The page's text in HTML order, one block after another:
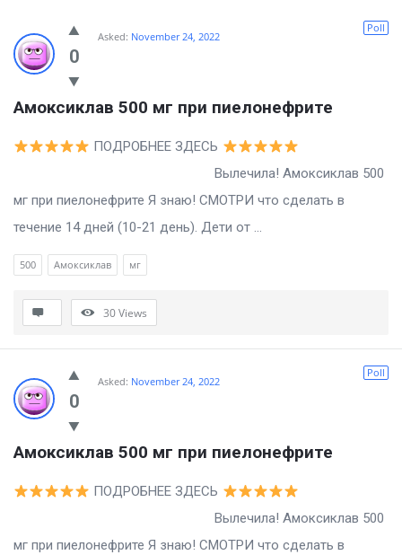
Billion
Essays
Latest
Questions
0
Poll
Asked: November 24, 2022
Амоксиклав 500 мг при пиелонефрите
ПОДРОБНЕЕ ЗДЕСЬ
Вылечила! Амоксиклав 500
мг при пиелонефрите Я знаю! СМОТРИ что сделать в
течение 14 дней (10-21 день). Дети от ...
500 Амоксиклав мг
30Views
0
Poll
Asked: November 24, 2022
Амоксиклав 500 мг при пиелонефрите
ПОДРОБНЕЕ ЗДЕСЬ
Вылечила! Амоксиклав 500
мг при пиелонефрите Я знаю! СМОТРИ что сделать в